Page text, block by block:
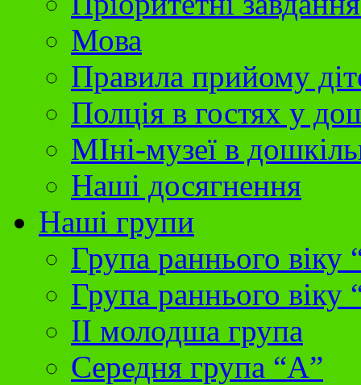
Мова
Правила прийому
Полція в гостях у
МІні-музеї в
Наші досягнення
Наші групи
Група раннього віку
Група раннього віку
II молодша група
Середня група “А”